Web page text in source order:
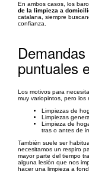
En ambos casos, los
de la limpieza a
catalana, siempre
confianza.
puntuales
Los motivos para
muy variopintos, pero los
Limpiezas de
Limpiezas
Limpieza de
tras o antes de
También suele ser
necesitamos un respiro
mayor parte del tiempo
alguna lesión que nos
hacer una limpieza a